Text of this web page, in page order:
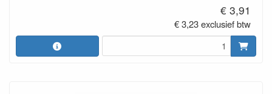
€ 3,91
€ 3,23 exclusief btw